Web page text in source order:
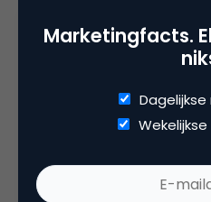
spanningsveld tussen de
massa consumptie.
onveiligheid, het
toenemende verschillen
een sterke relatie met
materiële consumptie van
Marketingfacts.